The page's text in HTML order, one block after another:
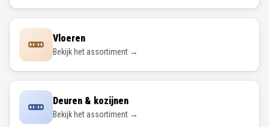
Vloeren
Bekijk het assortiment →
Deuren & kozijnen
Bekijk het assortiment →